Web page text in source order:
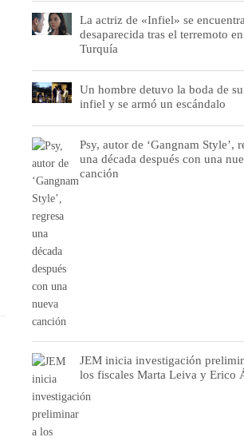
La actriz de «Infiel» se encuentra
desaparecida tras el terremoto en
Turquía
Un hombre detuvo la boda de
infiel y se armó un escándalo
Psy, autor de ‘Gangnam Style’,
una década después con una
canción
JEM inicia investigación
los fiscales Marta Leiva y Erico